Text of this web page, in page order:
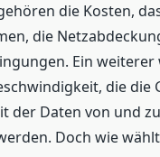
die Kosten,
die
Ein
die die
der Daten von und
Doch wie